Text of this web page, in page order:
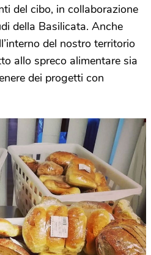
del cibo, in collaborazione
della Basilicata. Anche
del nostro territorio
allo spreco alimentare sia
dei progetti con